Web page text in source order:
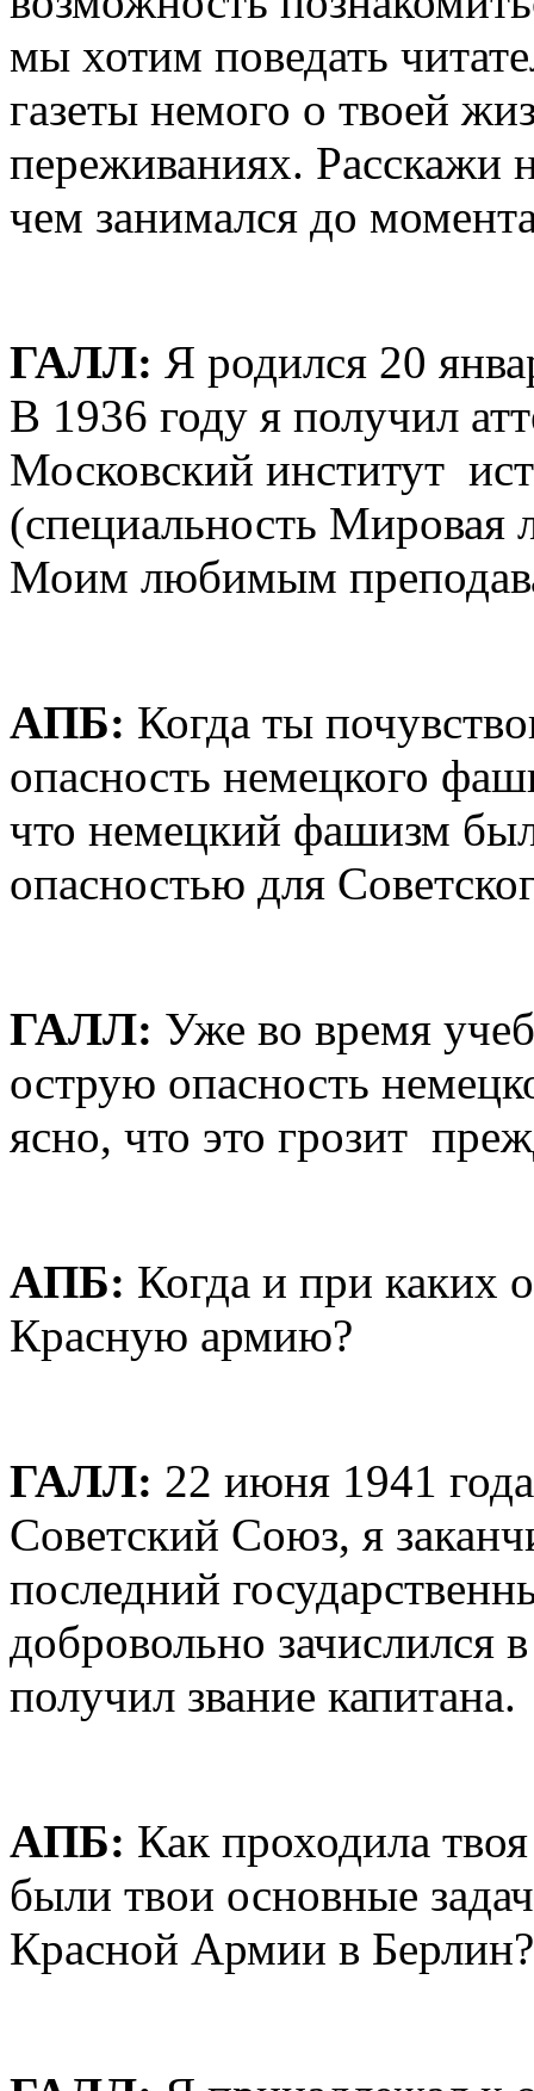
мы хотим поведать
газеты немого о твоей
переживаниях. Расскажи
чем занимался до
ГАЛЛ: Я родился 20
В 1936 году я получил
Московский институт
(специальность Мировая
Моим любимым
AПБ: Когда ты
опасность немецкого
что немецкий фашизм
опасностью для
ГАЛЛ: Уже во время
острую опасность
ясно, что это грозит
AПБ: Когда и при каких
Красную армию?
ГАЛЛ: 22 июня 1941
Советский Союз, я
последний
добровольно
получил звание капитана.
AПБ: Как проходила
были твои основные
Красной Армии в Берлин?